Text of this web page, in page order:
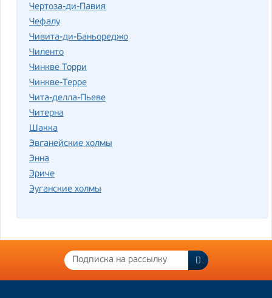
Чертоза-ди-Павия
Чефалу
Чивита-ди-Баньореджо
Чиленто
Чинкве Торри
Чинкве-Терре
Чита-делла-Пьеве
Читерна
Шакка
Эвганейские холмы
Энна
Эриче
Эуганские холмы